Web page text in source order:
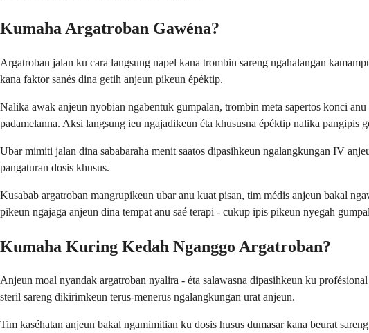
Kumaha Argatroban Gawéna?
Argatroban jalan ku cara langsung napel kana trombin sareng ngahalangan
kana faktor sanés dina getih anjeun pikeun épéktip.
Nalika awak anjeun nyobian ngabentuk gumpalan, trombin meta sapertos konci
padamelanna. Aksi langsung ieu ngajadikeun éta khususna épéktip nalika pangipis
Ubar mimiti jalan dina sababaraha menit saatos dipasihkeun ngalangkungan IV
pangaturan dosis khusus.
Kusabab argatroban mangrupikeun ubar anu kuat pisan, tim médis anjeun bakal
pikeun ngajaga anjeun dina tempat anu saé terapi - cukup ipis pikeun nyegah
Kumaha Kuring Kedah Nganggo Argatroban?
Anjeun moal nyandak argatroban nyalira - éta salawasna dipasihkeun ku
steril sareng dikirimkeun terus-menerus ngalangkungan urat anjeun.
Tim kaséhatan anjeun bakal ngamimitian ku dosis husus dumasar kana beurat